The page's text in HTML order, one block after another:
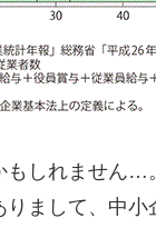
もしれません…
まして、中